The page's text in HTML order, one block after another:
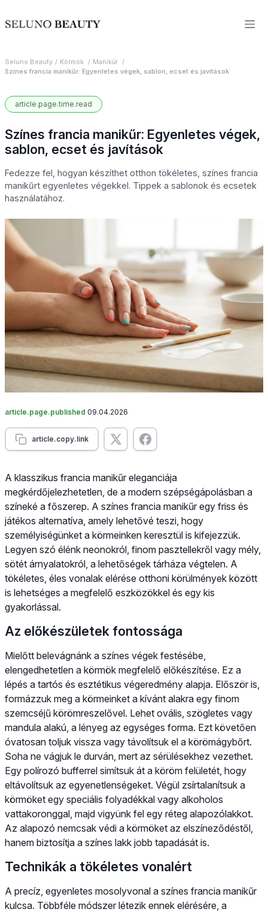
Seluno Beauty Körmök
Manikűr
Színes francia manikűr: Egyenletes végek, sablon, ecset és javítások
article.page.time.read
Színes francia manikűr: Egyenletes végek,
sablon, ecset és javítások
Fedezze fel, hogyan készíthet otthon tökéletes, színes francia
manikűrt egyenletes végekkel. Tippek a sablonok és ecsetek
használatához.
article.page.published 09.04.2026
article.copy.link
A klasszikus francia manikűr eleganciája
megkérdőjelezhetetlen, de a modern szépségápolásban a
színeké a főszerep. A színes francia manikűr egy friss és
játékos alternatíva, amely lehetővé teszi, hogy
személyiségünket a körmeinken keresztül is kifejezzük.
Legyen szó élénk neonokról, finom pasztellekről vagy mély,
sötét árnyalatokról, a lehetőségek tárháza végtelen. A
tökéletes, éles vonalak elérése otthoni körülmények között
is lehetséges a megfelelő eszközökkel és egy kis
gyakorlással.
Az előkészületek fontossága
Mielőtt belevágnánk a színes végek festésébe,
elengedhetetlen a körmök megfelelő előkészítése. Ez a
lépés a tartós és esztétikus végeredmény alapja. Először is,
formázzuk meg a körmeinket a kívánt alakra egy finom
szemcséjű körömreszelővel. Lehet ovális, szögletes vagy
mandula alakú, a lényeg az egységes forma. Ezt követően
óvatosan toljuk vissza vagy távolítsuk el a körömágybőrt.
Soha ne vágjuk le durván, mert az sérülésekhez vezethet.
Egy polírozó bufferrel simítsuk át a köröm felületét, hogy
eltávolítsuk az egyenetlenségeket. Végül zsírtalanítsuk a
körmöket egy speciális folyadékkal vagy alkoholos
vattakoronggal, majd vigyünk fel egy réteg alapozólakkot.
Az alapozó nemcsak védi a körmöket az elszíneződéstől,
hanem biztosítja a színes lakk jobb tapadását is.
Technikák a tökéletes vonalért
A precíz, egyenletes mosolyvonal a színes francia manikűr
kulcsa. Többféle módszer létezik ennek elérésére, a